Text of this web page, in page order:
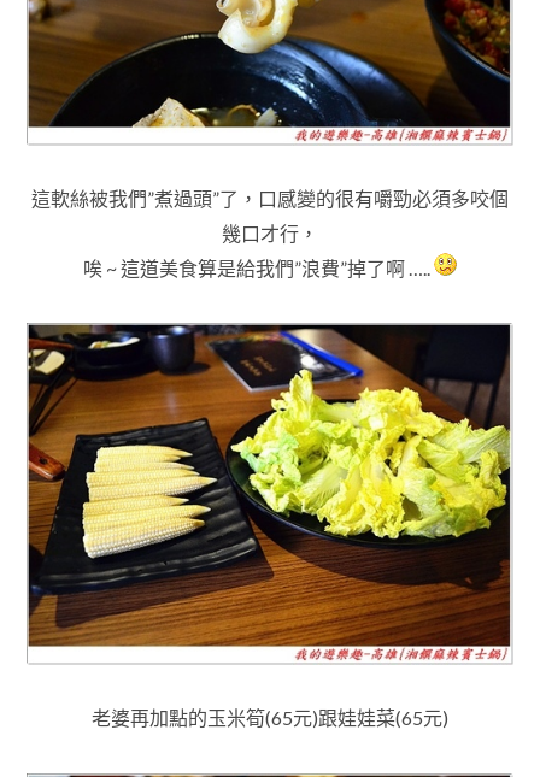
這軟絲被我們”煮過頭”了，口感變的很有嚼勁必須多咬個
幾口才行 ，
唉 ~ 這道美食算是給我們”浪費”掉了啊 …..
老婆再加點的玉米筍(65元)跟娃娃菜(65元)